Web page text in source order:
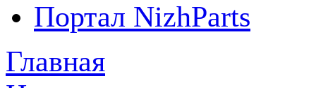
Портал NizhParts
Главная